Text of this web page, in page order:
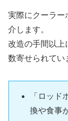
実際にクーラー
介します。
改造の手間以上
数寄せられてい
「ロッド
換や食事